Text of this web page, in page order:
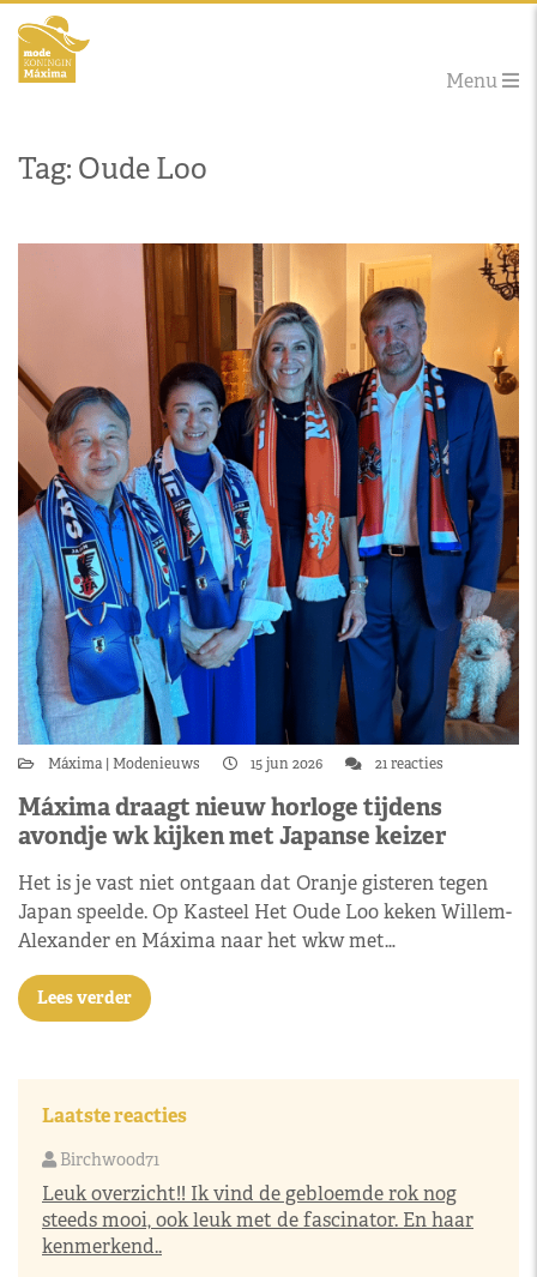
Menu
Tag: Oude Loo
Máxima Modenieuws 15 jun 2026 21 reacties
Máxima draagt nieuw horloge tijdens
avondje wk kijken met Japanse keizer
Het is je vast niet ontgaan dat Oranje gisteren tegen
Japan speelde. Op Kasteel Het Oude Loo keken Willem-
Alexander en Máxima naar het wkw met…
Lees verder
Laatste reacties
Birchwood71
Leuk overzicht!! Ik vind de gebloemde rok nog
steeds mooi, ook leuk met de fascinator. En haar
kenmerkend..